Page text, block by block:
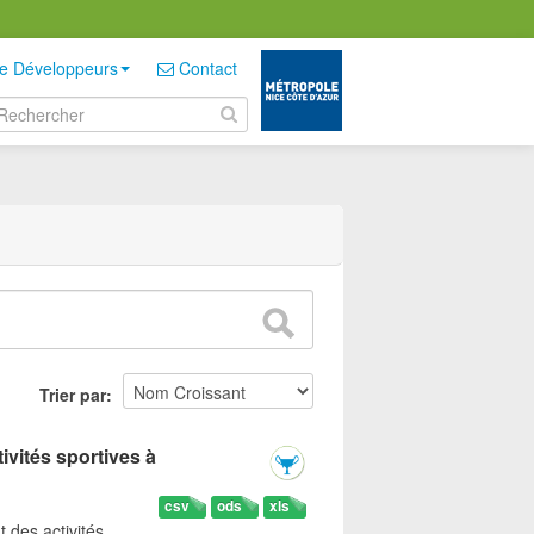
Développeurs Contact
Trier par
sportives à
xls
ods
csv